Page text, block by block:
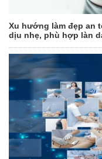
Xu hướng làm đẹp an
dịu nhẹ, phù hợp làn